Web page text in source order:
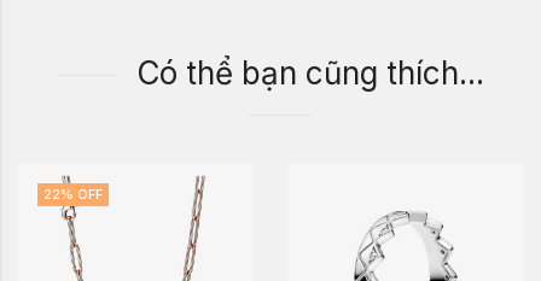
Có thể bạn cũng thích...
22% OFF